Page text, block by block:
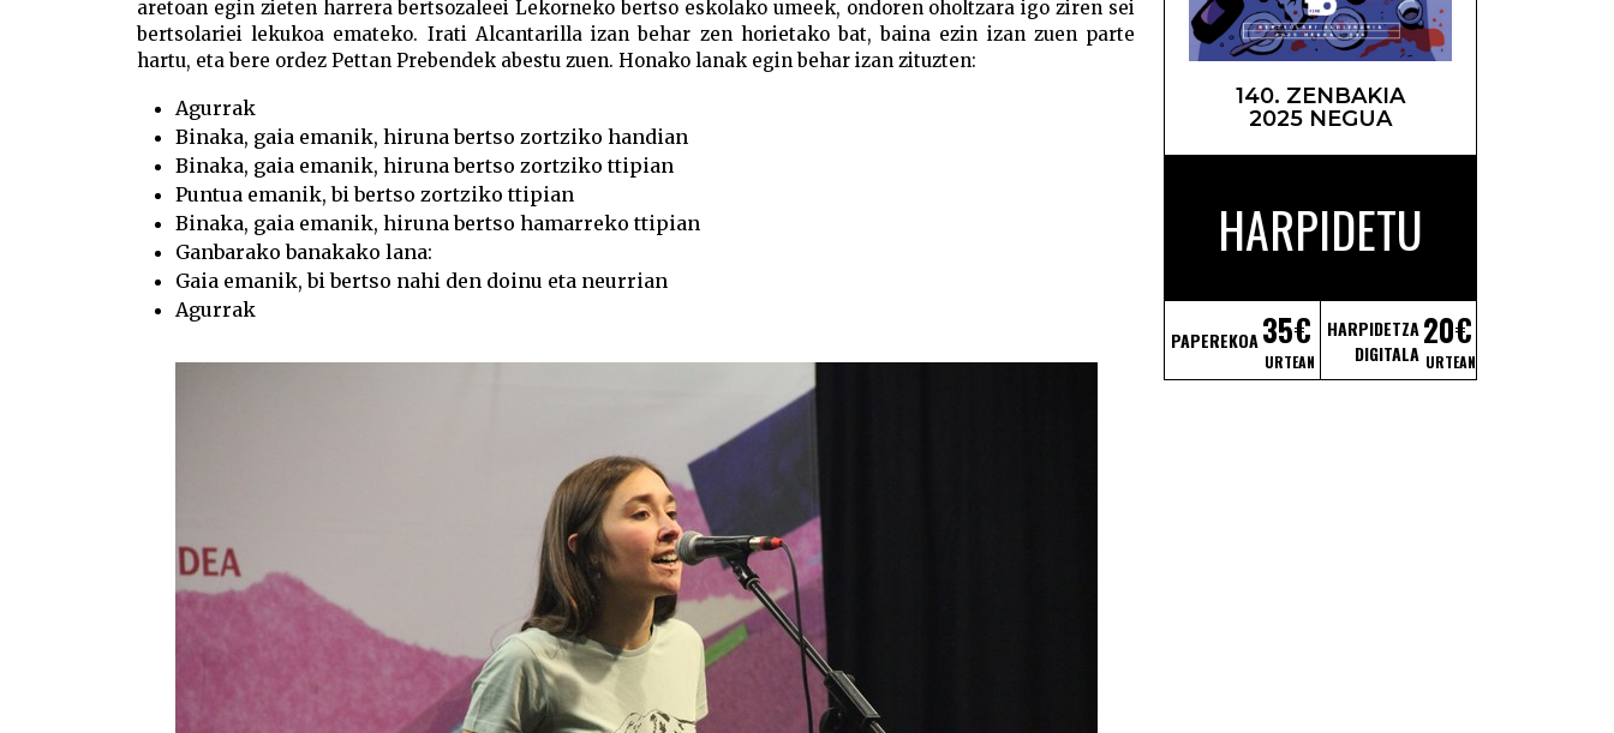
aretoan egin zieten harrera bertsozaleei Lekorneko bertso eskolako umeek, ondoren oholtzara igo ziren sei
bertsolariei lekukoa emateko. Irati Alcantarilla izan behar zen horietako bat, baina ezin izan zuen parte
hartu, eta bere ordez Pettan Prebendek abestu zuen. Honako lanak egin behar izan zituzten:
Agurrak
Binaka, gaia emanik, hiruna bertso zortziko handian
Binaka, gaia emanik, hiruna bertso zortziko ttipian
Puntua emanik, bi bertso zortziko ttipian
Binaka, gaia emanik, hiruna bertso hamarreko ttipian
Ganbarako banakako lana:
Gaia emanik, bi bertso nahi den doinu eta neurrian
Agurrak
140. ZENBAKIA
2025 NEGUA
HARPIDETU
PAPEREKOA35€
URTEAN
HARPIDETZA
DIGITALA
20€
URTEAN